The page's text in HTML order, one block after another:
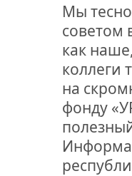
Мы
советом
как
коллеги
на
фонду